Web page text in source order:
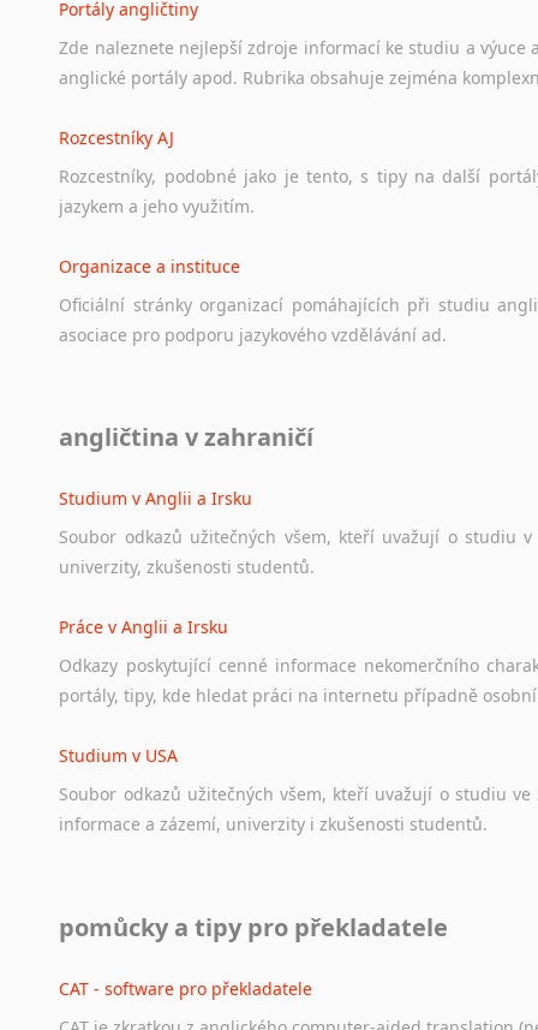
Portály angličtiny
Zde naleznete nejlepší zdroje informací ke studiu a výuce
anglické portály apod. Rubrika obsahuje zejména
Rozcestníky AJ
Rozcestníky, podobné jako je tento, s tipy na další
jazykem a jeho využitím.
Organizace a instituce
Oficiální stránky organizací pomáhajících při studiu
asociace pro podporu jazykového vzdělávání ad.
Ať už se jedná o česká diskusní
angličtina v zahraničí
Studium v Anglii a Irsku
Soubor odkazů užitečných všem, kteří uvažují o studiu v
univerzity, zkušenosti studentů.
Práce v Anglii a Irsku
Odkazy poskytující cenné informace nekomerčního
portály, tipy, kde hledat práci na internetu případně osobní
Studium v USA
Soubor odkazů užitečných všem, kteří uvažují o studiu ve
informace a zázemí, univerzity i zkušenosti studentů.
Odkazy poskytující cenné informace nekomerčního
pomůcky a tipy pro překladatele
CAT - software pro překladatele